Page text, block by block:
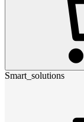
Smart_solutions